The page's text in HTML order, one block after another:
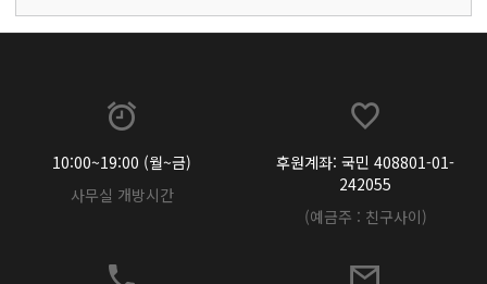
10:00~19:00 (월~금)
사무실 개방시간
후원계좌: 국민 408801-01-
242055
(예금주 : 친구사이)